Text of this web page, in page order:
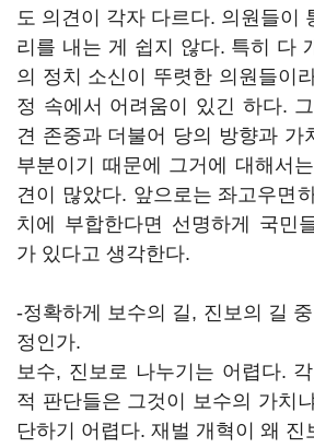
도 의견이 각자 다르다. 의원들이
리를 내는 게 쉽지 않다. 특히 다
의 정치 소신이 뚜렷한 의원들이
정 속에서 어려움이 있긴 하다.
견 존중과 더불어 당의 방향과 가
부분이기 때문에 그거에 대해서
견이 많았다. 앞으로는 좌고우면
치에 부합한다면 선명하게 국민
가 있다고 생각한다.
-정확하게 보수의 길, 진보의 길
정인가.
보수, 진보로 나누기는 어렵다.
적 판단들은 그것이 보수의 가치
단하기 어렵다. 재벌 개혁이 왜 진